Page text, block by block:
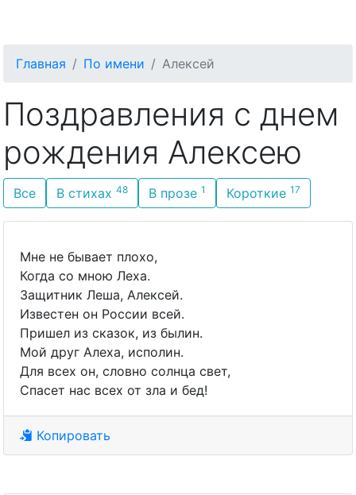
Главная По имени Алексей
Поздравления с днем
рождения Алексею
Все В стихах 48 В прозе 1 Короткие 17
Мне не бывает плохо,
Когда со мною Леха.
Защитник Леша, Алексей.
Известен он России всей.
Пришел из сказок, из былин.
Мой друг Алеха, исполин.
Для всех он, словно солнца свет,
Спасет нас всех от зла и бед!
Копировать